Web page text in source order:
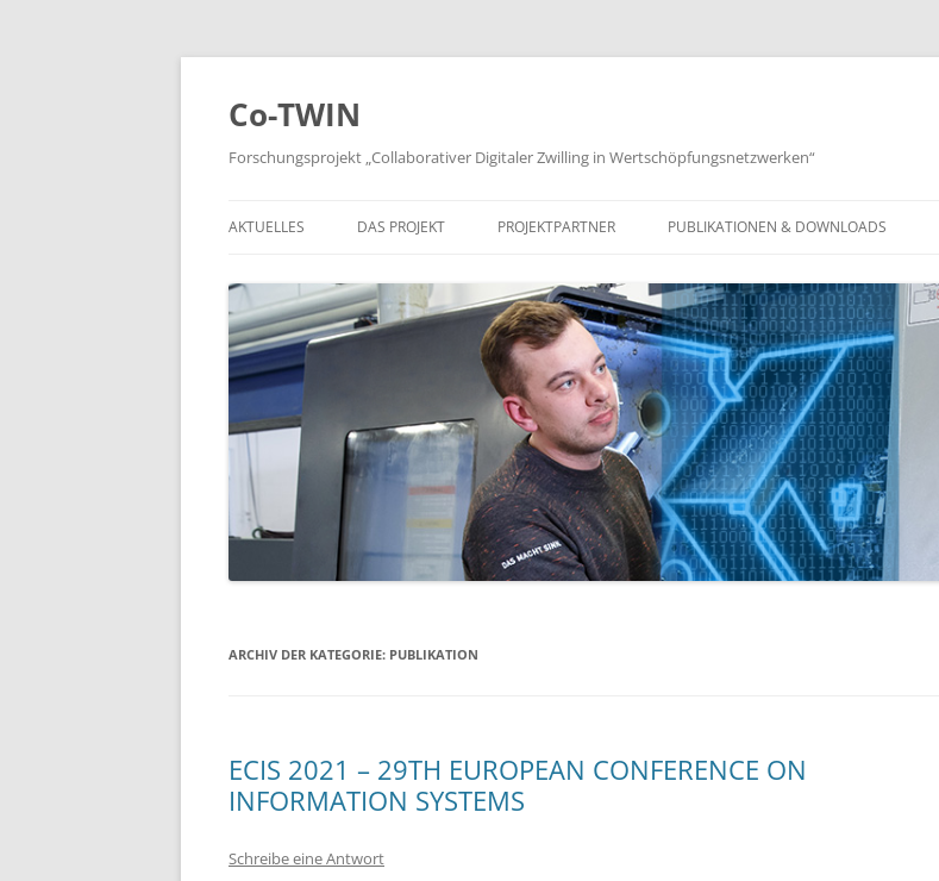
Zum
Co-TWIN
Forschungsprojekt „Collaborativer Digitaler Zwilling in Wertschöpfungsnetzwerken“
AKTUELLES DAS PROJEKT PROJEKTPARTNER PUBLIKATIONEN & DOWNLOADS
ARCHIV DER KATEGORIE: PUBLIKATION
ECIS 2021 – 29TH EUROPEAN CONFERENCE ON
INFORMATION SYSTEMS
Schreibe eine Antwort